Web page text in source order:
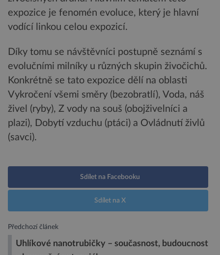
expozice je fenomén evoluce, který je hlavní
vodící linkou celou expozicí.
Díky tomu se návštěvníci postupně seznámí s
evolučními milníky u různých skupin živočichů.
Konkrétně se tato expozice dělí na oblasti
Vykročení všemi směry (bezobratlí), Voda, náš
živel (ryby), Z vody na souš (obojživelníci a
plazi), Dobytí vzduchu (ptáci) a Ovládnutí živlů
(savci).
Sdílet na Facebooku
Sdílet na X
Předchozí článek
Uhlíkové nanotrubičky – současnost, budoucnost